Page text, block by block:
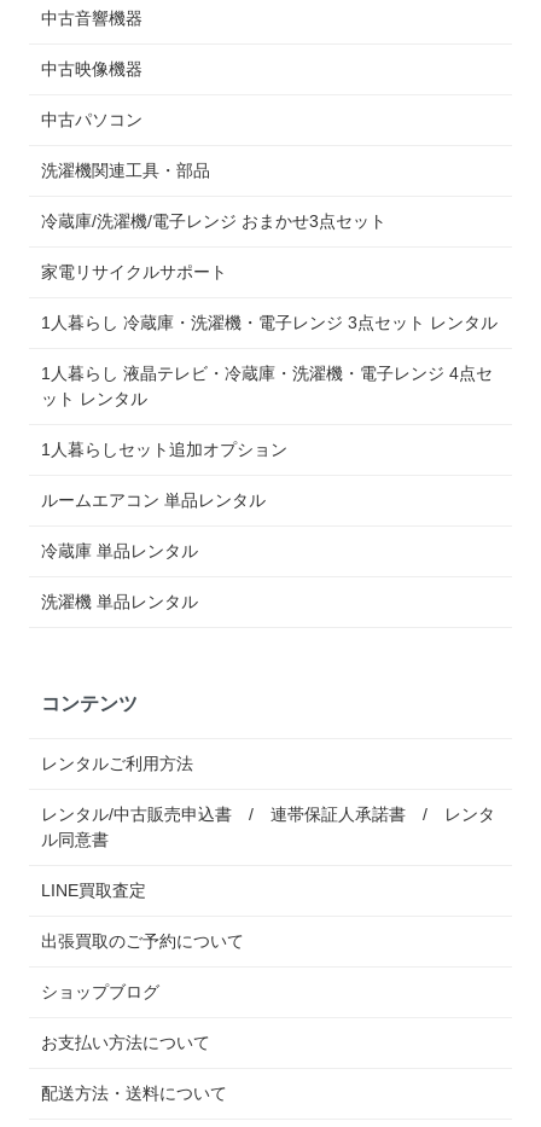
中古音響機器
中古映像機器
中古パソコン
洗濯機関連工具・部品
冷蔵庫/洗濯機/電子レンジ おまかせ3点セット
家電リサイクルサポート
1人暮らし 冷蔵庫・洗濯機・電子レンジ 3点セット レンタル
1人暮らし 液晶テレビ・冷蔵庫・洗濯機・電子レンジ 4点セ
ット レンタル
1人暮らしセット追加オプション
ルームエアコン 単品レンタル
冷蔵庫 単品レンタル
洗濯機 単品レンタル
コンテンツ
レンタルご利用方法
レンタル/中古販売申込書 / 連帯保証人承諾書 / レンタ
ル同意書
LINE買取査定
出張買取のご予約について
ショップブログ
お支払い方法について
配送方法・送料について